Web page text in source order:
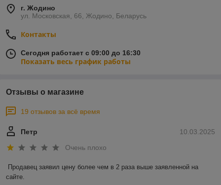
г. Жодино
ул. Московская, 66, Жодино, Беларусь
Контакты
Сегодня работает с 09:00 до 16:30
Показать весь график работы
Отзывы о магазине
19 отзывов за всё время
10.03.2025
Петр
Очень плохо
Продавец заявил цену более чем в 2 раза выше заявленной на
сайте.